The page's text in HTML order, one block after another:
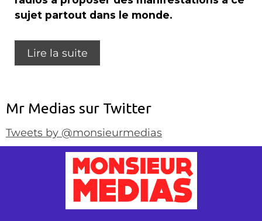
sujet partout dans le monde.
Lire la suite
Mr Medias sur Twitter
Tweets by @monsieurmedias